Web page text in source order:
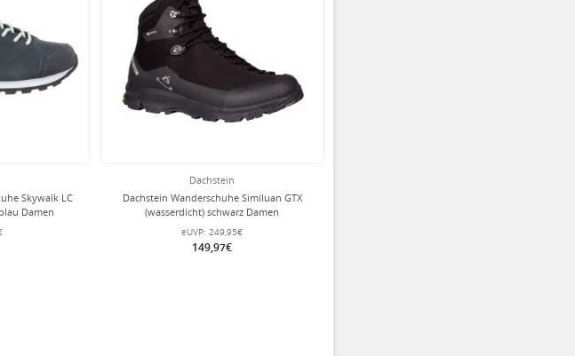
Skywalk LC
Damen
Dachstein
Dachstein Wanderschuhe Similuan GTX
(wasserdicht) schwarz Damen
eUVP: 249,95€
149,97€